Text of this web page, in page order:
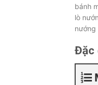
bánh
lò
nướng
Đặc